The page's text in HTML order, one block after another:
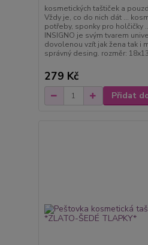
kosmetických taštiček a
Vždy je, co do nich dát ...
potřeby, sponky pro holčičky
INSIGNO je svým tvarem
dovolenou vzít jak žena tak i
správný desing. rozměr:
279 Kč
Přidat